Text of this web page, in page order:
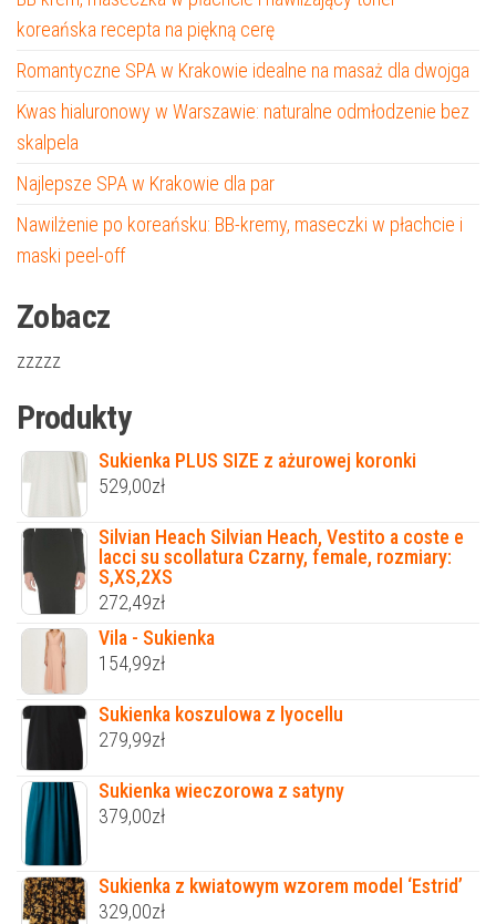
koreańska recepta na piękną cerę
Romantyczne SPA w Krakowie idealne na masaż dla dwojga
Kwas hialuronowy w Warszawie: naturalne odmłodzenie bez
skalpela
Najlepsze SPA w Krakowie dla par
Nawilżenie po koreańsku: BB-kremy, maseczki w płachcie i
maski peel-off
Zobacz
zzzzz
Produkty
Sukienka PLUS SIZE z ażurowej koronki
529,00zł
Silvian Heach Silvian Heach, Vestito a coste e
lacci su scollatura Czarny, female, rozmiary:
S,XS,2XS
272,49zł
Vila - Sukienka
154,99zł
Sukienka koszulowa z lyocellu
279,99zł
Sukienka wieczorowa z satyny
379,00zł
Sukienka z kwiatowym wzorem model ‘Estrid’
329,00zł